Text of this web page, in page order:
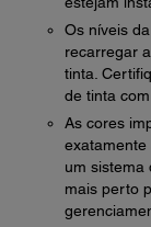
Os níveis
recarregar
tinta.
de tinta
As cores
exatamente
um sistema
mais perto